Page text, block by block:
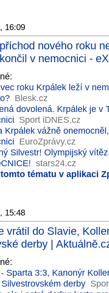
16:09
nového roku
v nemocnici -
roku Krpálek leží v
Blesk.cz
dovolená. Krpálek je v
Sport iDNES.cz
Krpálek vážně
EuroZprávy.cz
Silvestr! Olympijský
stars24.cz
tématu v aplikaci
15:48
vrátil do Slavie,
derby |
Sparta 3:3, Kanonýr
derby